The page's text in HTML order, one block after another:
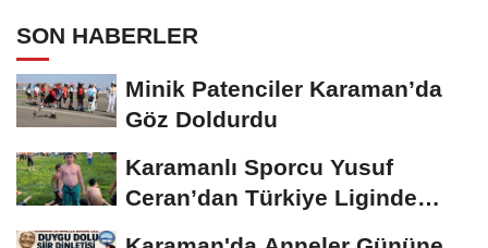
SON HABERLER
Minik Patenciler Karaman’da
Göz Doldurdu
Karamanlı Sporcu Yusuf
Ceran’dan Türkiye Liginde